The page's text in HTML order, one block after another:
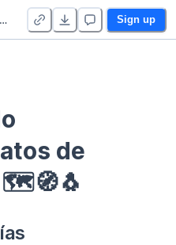
Curso EDA - Communication - Duplicate Sign up
de
🗺🧭🐧